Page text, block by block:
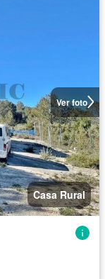
Ver foto
Casa Rural